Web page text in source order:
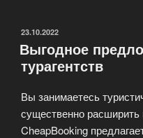
ОПУБЛИКОВАНО
23.10.2022
Выгодное
турагентств
Вы занимаетесь
существенно расширить
CheapBooking